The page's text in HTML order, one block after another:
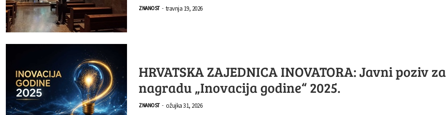
ZNANOST - travnja 19, 2026
HRVATSKA ZAJEDNICA INOVATORA: Javni poziv za
nagradu „Inovacija godine“ 2025.
ZNANOST - ožujka 31, 2026